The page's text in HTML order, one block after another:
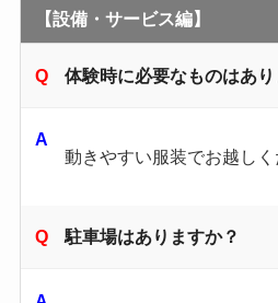
【設備・サービス編】
体験時に必要なものはあり
動きやすい服装でお越しく
駐車場はありますか？